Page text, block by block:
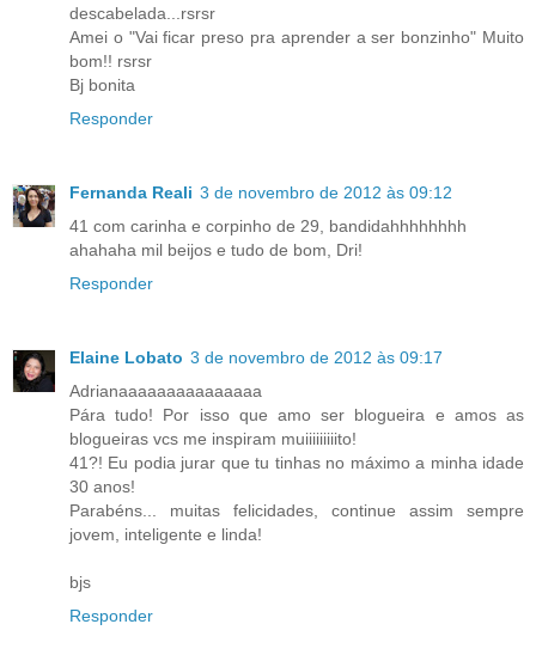
descabelada...rsrsr
Amei o "Vai ficar preso pra aprender a ser bonzinho" Muito
bom!! rsrsr
Bj bonita
Responder
Fernanda Reali 3 de novembro de 2012 às 09:12
41 com carinha e corpinho de 29, bandidahhhhhhhh
ahahaha mil beijos e tudo de bom, Dri!
Responder
Elaine Lobato 3 de novembro de 2012 às 09:17
Adrianaaaaaaaaaaaaaaa
Pára tudo! Por isso que amo ser blogueira e amos as
blogueiras vcs me inspiram muiiiiiiiiito!
41?! Eu podia jurar que tu tinhas no máximo a minha idade
30 anos!
Parabéns... muitas felicidades, continue assim sempre
jovem, inteligente e linda!
bjs
Responder